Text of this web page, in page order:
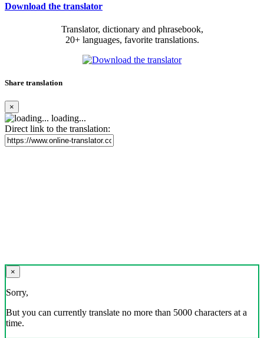
Download the translator
Translator, dictionary and phrasebook,
20+ languages, favorite translations.
Share translation
×
loading...
Direct link to the translation:
×
Sorry,
But you can currently translate no more than 5000 characters at a
time.